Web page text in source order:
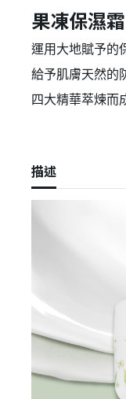
果凍保濕霜
運用大地賦予的
給予肌膚天然的
四大精華萃煉而
描述